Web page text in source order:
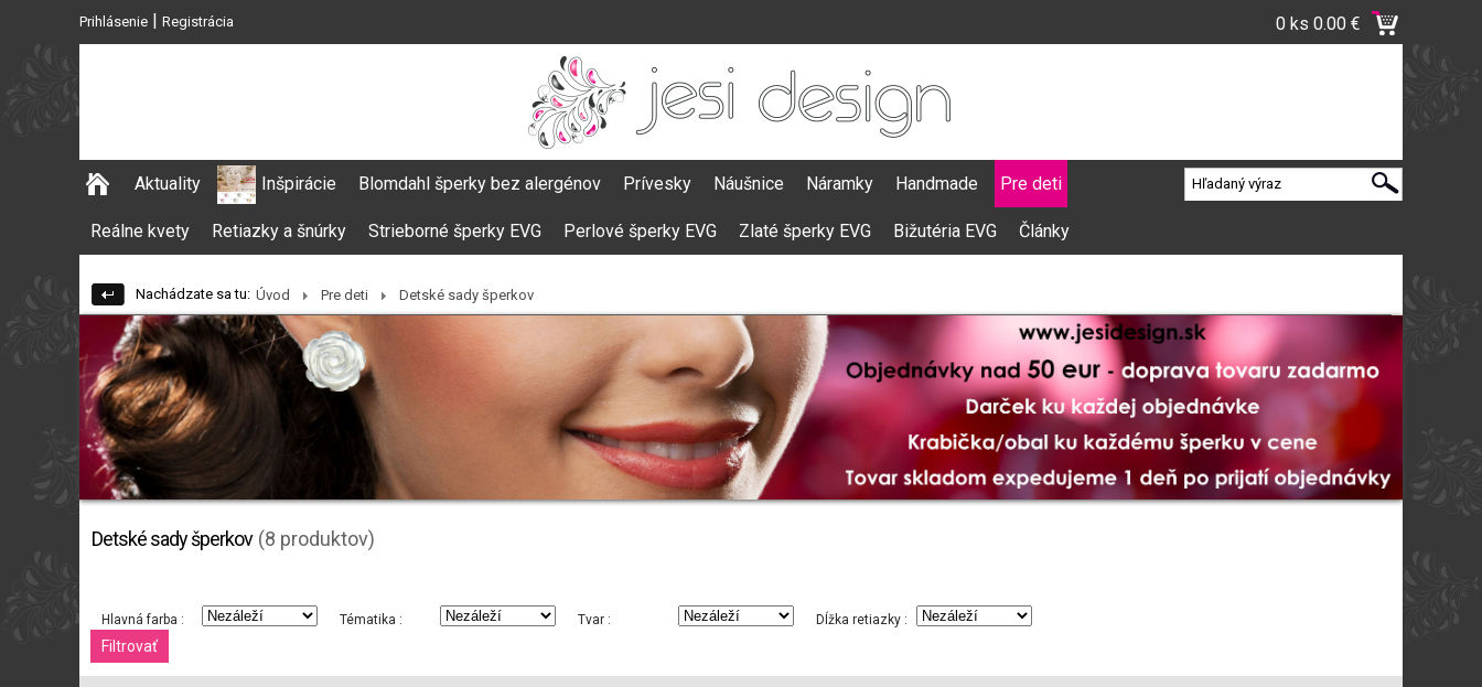
Prihlásenie | Registrácia 0 ks 0.00 €
Aktuality Inšpirácie Blomdahl šperky bez alergénov Prívesky Náušnice Náramky Handmade Pre deti
Reálne kvety Retiazky a šnúrky Strieborné šperky EVG Perlové šperky EVG Zlaté šperky EVG Bižutéria EVG Články
Nachádzate sa tu: Úvod Pre deti Detské sady šperkov
Detské sady šperkov (8 produktov)
Hlavná farba : Tématika : Tvar : Dĺžka retiazky :